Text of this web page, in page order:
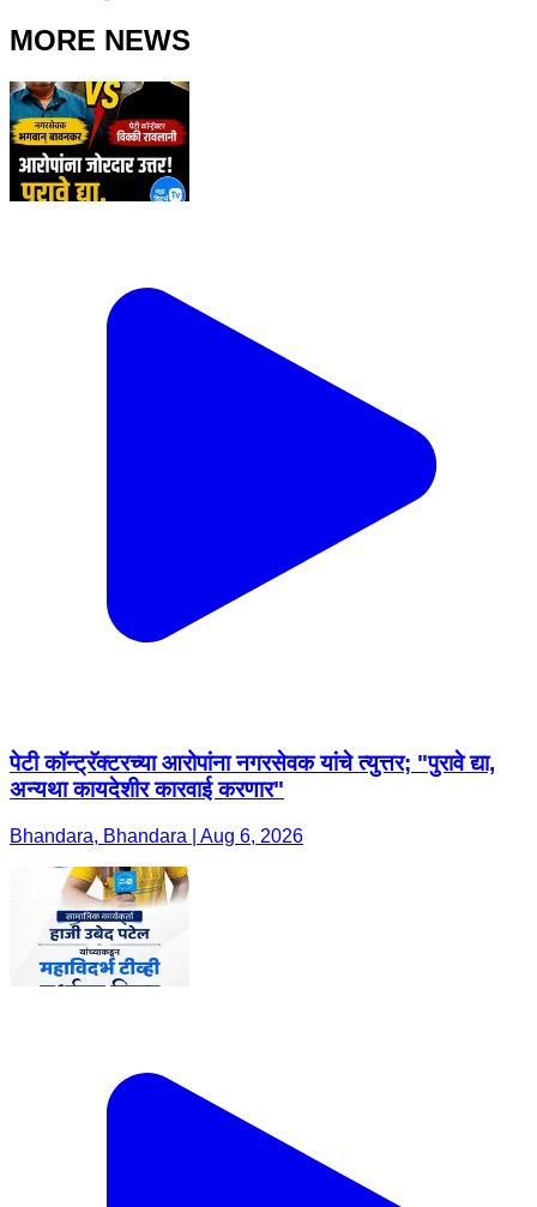
MORE NEWS
पेटी कॉन्ट्रॅक्टरच्या आरोपांना नगरसेवक यांचे त्युत्तर; "पुरावे द्या,
अन्यथा कायदेशीर कारवाई करणार"
Bhandara, Bhandara | Aug 6, 2026